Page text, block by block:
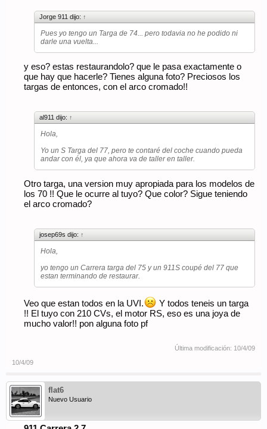
Jorge 911 dijo: ↑
Pues yo tengo un Targa de 74... pero todavia no he podido ni
darle una vuelta...
y eso? estas restaurandolo? que le pasa exactamente o
que hay que hacerle? Tienes alguna foto? Preciosos los
targas de entonces, con el arco cromado!!
al911 dijo: ↑
Hola,
Yo un S Targa del 77, pero te contaré del coche cuando pueda
andar con él, ya que ahora va de taller en taller.
Otro targa, una version muy apropiada para los modelos de
los 70 !! Que le ocurre al tuyo? Que color? Sigue teniendo
el arco cromado?
josep69s dijo: ↑
Hola,
yo tengo un Carrera targa del 75 y un 911S coupé del 77 que
estan terminando de restaurar.
Veo que estan todos en la UVI.
Y todos teneis un targa
!! El tuyo con 210 CVs, el motor RS, eso es una joya de
mucho valor!! pon alguna foto pf
Última modificación: 10/4/09
10/4/09
flat6
Nuevo Usuario